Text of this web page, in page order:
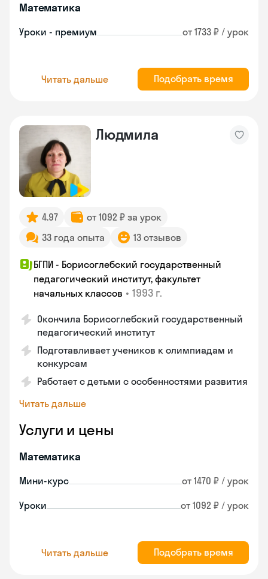
Математика
Уроки - премиум от 1733 ₽ / урок
Читать дальше Подобрать время
Людмила
4.97
от 1092 ₽ за урок
33 года опыта
13 отзывов
БГПИ - Борисоглебский государственный
педагогический институт, факультет
начальных классов • 1993 г.
Окончила Борисоглебский государственный
педагогический институт
Подготавливает учеников к олимпиадам и
конкурсам
Работает с детьми с особенностями развития
Читать дальше
Услуги и цены
Математика
Мини-курс от 1470 ₽ / урок
Уроки от 1092 ₽ / урок
Читать дальше Подобрать время